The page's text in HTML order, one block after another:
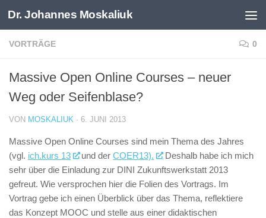
Zum Inhalt springen
Dr. Johannes Moskaliuk
VORTRÄGE 0
Massive Open Online Courses – neuer
Weg oder Seifenblase?
VON MOSKALIUK · 6. JUNI 2013
Massive Open Online Courses sind mein Thema des Jahres
(vgl. ich.kurs 13 und derCOER13).
Deshalb habe ich mich
sehr über die Einladung zur DINI Zukunftswerkstatt 2013
gefreut. Wie versprochen hier die Folien des Vortrags. Im
Vortrag gebe ich einen Überblick über das Thema, reflektiere
das Konzept MOOC und stelle aus einer didaktischen